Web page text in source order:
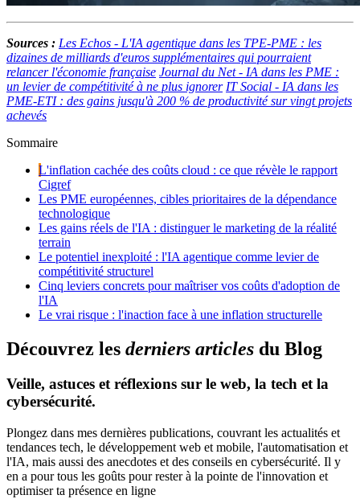
Sources : Les Echos - L'IA agentique dans les TPE-PME : les
dizaines de milliards d'euros supplémentaires qui pourraient
relancer l'économie française Journal du Net - IA dans les PME :
un levier de compétitivité à ne plus ignorer IT Social - IA dans les
PME-ETI : des gains jusqu'à 200 % de productivité sur vingt projets
achevés
Sommaire
L'inflation cachée des coûts cloud : ce que révèle le rapport
Cigref
Les PME européennes, cibles prioritaires de la dépendance
technologique
Les gains réels de l'IA : distinguer le marketing de la réalité
terrain
Le potentiel inexploité : l'IA agentique comme levier de
compétitivité structurel
Cinq leviers concrets pour maîtriser vos coûts d'adoption de
l'IA
Le vrai risque : l'inaction face à une inflation structurelle
Découvrez les derniers articles du Blog
Veille, astuces et réflexions sur le web, la tech et la
cybersécurité.
Plongez dans mes dernières publications, couvrant les actualités et
tendances tech, le développement web et mobile, l'automatisation et
l'IA, mais aussi des anecdotes et des conseils en cybersécurité. Il y
en a pour tous les goûts pour rester à la pointe de l'innovation et
optimiser ta présence en ligne